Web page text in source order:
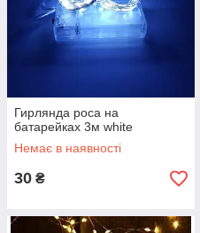
Гирлянда роса на
батарейках 3м white
Немає в наявності
30 ₴